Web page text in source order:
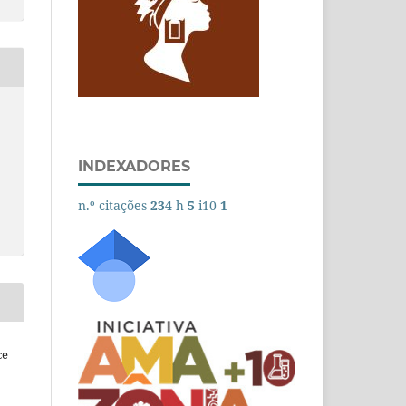
INDEXADORES
n.º citações 234 h 5 i10 1